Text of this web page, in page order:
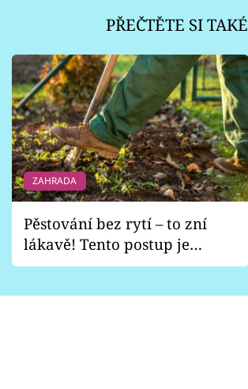
PŘEČTĚTE SI TAKÉ
ZAHRADA
Pěstování bez rytí – to zní
lákavě! Tento postup je
vhodný jen pro některé